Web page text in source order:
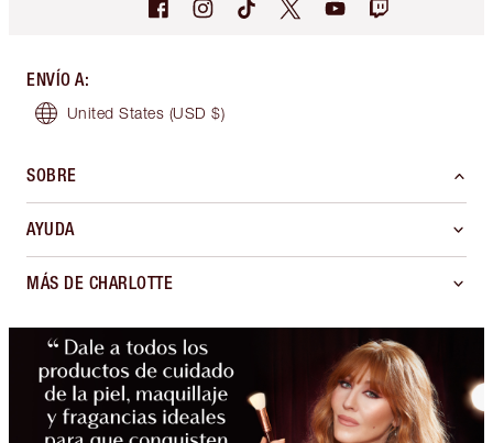
ENVÍO A:
United States (USD $)
SOBRE
AYUDA
MÁS DE CHARLOTTE